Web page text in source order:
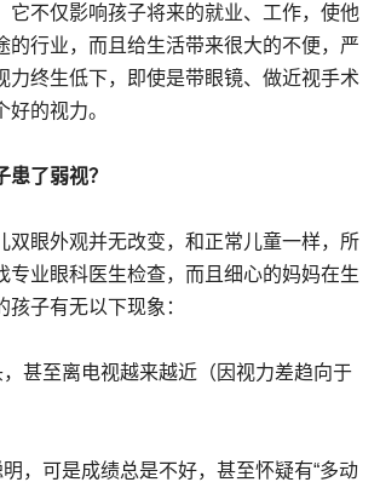
它不仅影响孩子将来的就业、工作，使他
的行业，而且给生活带来很大的不便，严
力终生低下，即使是带眼镜、做近视手术
的视力。
患了弱视？
眼外观并无改变，和正常儿童一样，所
专业眼科医生检查，而且细心的妈妈在生
孩子有无以下现象：
至离电视越来越近（因视力差趋向于
可是成绩总是不好，甚至怀疑有“多动